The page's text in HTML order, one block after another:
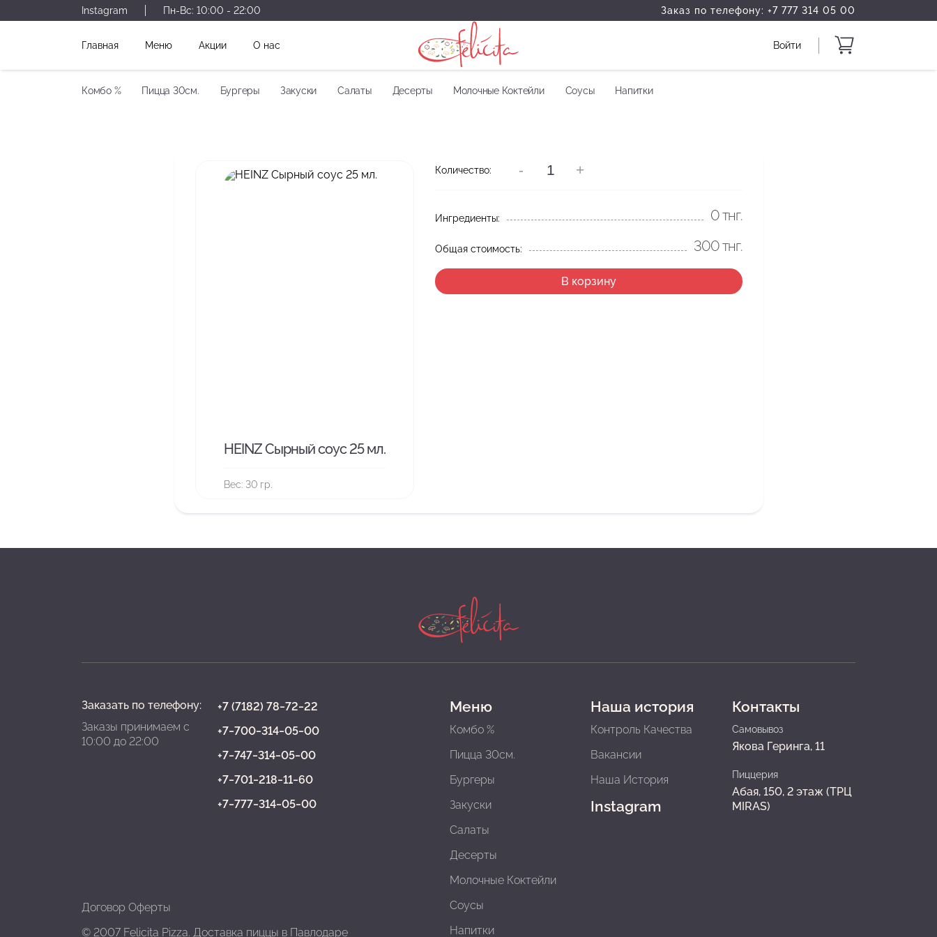
Instagram Пн-Вс: 10:00 - 22:00 Заказ по телефону: +7 777 314 05 00
Главная Меню Акции О нас Войти
Комбо % Пицца 30см. Бургеры Закуски Салаты Десерты Молочные Коктейли Соусы Напитки
HEINZ Сырный соус 25 мл.
Вес: 30 гр.
Количество: - +
Ингредиенты: 0тнг.
Общая стоимость: 300тнг.
В корзину
Заказать по телефону:
Заказы принимаем с
10:00 до 22:00
+7 (7182) 78‒72‒22
+7‒700‒314‒05‒00
+7‒747‒314‒05‒00
+7‒701‒218‒11‒60
+7‒777‒314‒05‒00
Договор Оферты
© 2007 Felicita Pizza. Доставка пиццы в Павлодарe
Меню
Комбо %
Пицца 30см.
Бургеры
Закуски
Салаты
Десерты
Молочные Коктейли
Соусы
Напитки
Наша история
Контроль Качества
Вакансии
Наша История
Instagram
Контакты
Самовывоз
Якова Геринга, 11
Пиццерия
Абая, 150, 2 этаж (ТРЦ
MIRAS)